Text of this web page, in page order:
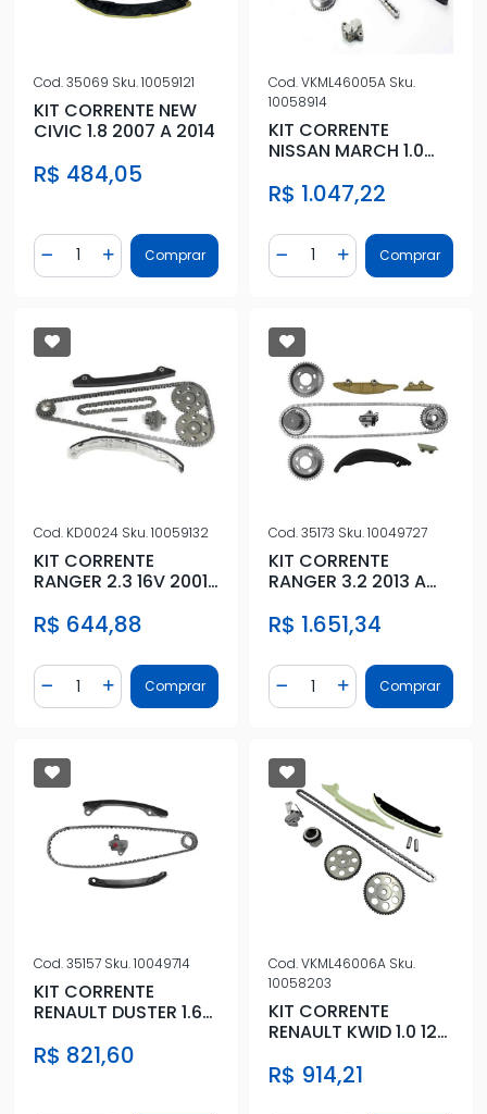
Cod.35069 Sku.10059121
KIT CORRENTE NEW
CIVIC 1.8 2007 A 2014
R$ 484,05
Diminuir Quantidade
Quantidade
Adicionar Quantidade
Comprar
Cod.VKML46005A Sku.
10058914
KIT CORRENTE
NISSAN MARCH 1.0
R$ 1.047,22
Diminuir Quantidade
Quantidade
AdicionarComprar
Cod. KD0024 Sku.10059132
KIT CORRENTE
RANGER 2.3 16V 2001
R$ 644,88
Diminuir Quantidade
Quantidade
Adicionar Quantidade
Comprar
Cod.35173 Sku.10049727
KIT CORRENTE
RANGER 3.2 2013 A
R$ 1.651,34
Diminuir Quantidade
Quantidade
AdicionarComprar
Cod.35157 Sku.10049714
KIT CORRENTE
RENAULT DUSTER 1.6
R$ 821,60
Cod.VKML46006A Sku.
10058203
KIT CORRENTE
RENAULT KWID 1.0 12V
R$ 914,21